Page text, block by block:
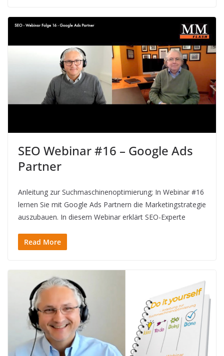
SEO Webinar #16 – Google Ads
Partner
Anleitung zur Suchmaschinenoptimierung; In Webinar #16
lernen Sie mit Google Ads Partnern die Marketingstrategie
auszubauen. In diesem Webinar erklärt SEO-Experte
Read More